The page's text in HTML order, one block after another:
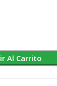
Al Carrito